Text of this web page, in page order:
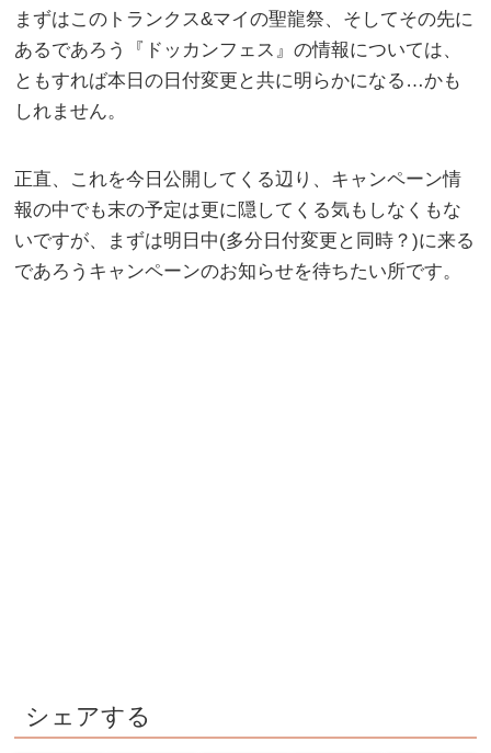
まずはこのトランクス&マイの聖龍祭、そしてその先に
あるであろう『ドッカンフェス』の情報については、
ともすれば本日の日付変更と共に明らかになる…かも
しれません。
正直、これを今日公開してくる辺り、キャンペーン情
報の中でも末の予定は更に隠してくる気もしなくもな
いですが、まずは明日中(多分日付変更と同時？)に来る
であろうキャンペーンのお知らせを待ちたい所です。
シェアする